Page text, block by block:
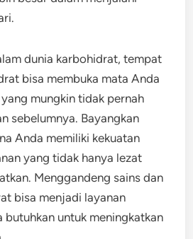
dunia karbohidrat, tempat
bisa membuka mata Anda
mungkin tidak pernah
sebelumnya. Bayangkan
Anda memiliki kekuatan
yang tidak hanya lezat
Menggandeng sains dan
bisa menjadi layanan
butuhkan untuk meningkatkan